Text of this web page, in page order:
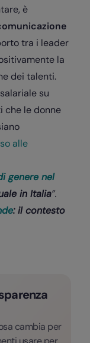
è
tra i leader
la
dei talenti.
su
che le donne
alle
genere nel
in Italia”.
: il contesto
cambia per